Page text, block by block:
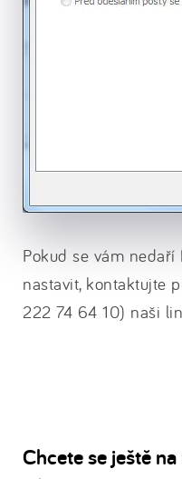
Pokud se vám
nastavit, kontaktujte
222 74 64 10) naši
Chcete se ještě